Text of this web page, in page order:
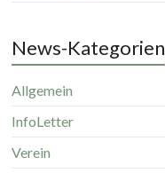
News-Kategorien
Allgemein
InfoLetter
Verein